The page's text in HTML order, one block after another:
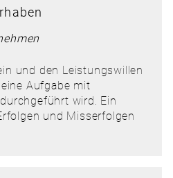
und den Leistungswillen
Aufgabe mit
wird. Ein
und Misserfolgen